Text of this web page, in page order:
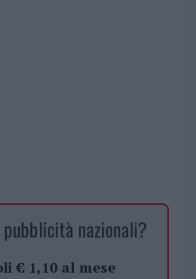
nazionali?
€ 1,10 al mese